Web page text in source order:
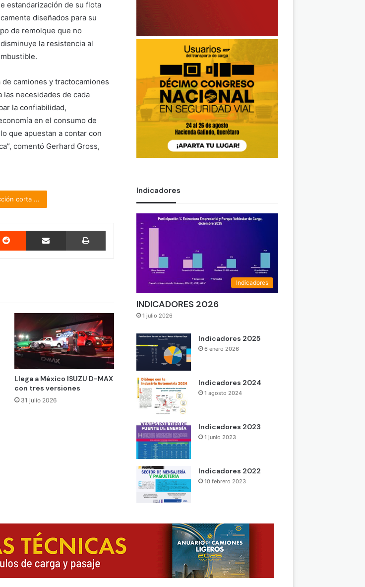
estandarización de su flota
diseñados para su
de remolque que no
la resistencia al
camiones y tractocamiones
necesidades de cada
la confiabilidad,
en el consumo de
que apuestan a contar con
comentó Gerhard Gross,
corta ...
Reddit Compartir por correo electrónico
Llega a México ISUZU D-MAX
con tres versiones
31 julio 2026
Indicadores
Indicadores
INDICADORES 2026
1 julio 2026
Indicadores 2025
6 enero 2026
Indicadores 2024
1 agosto 2024
Indicadores 2023
1 junio 2023
Indicadores 2022
10 febrero 2023